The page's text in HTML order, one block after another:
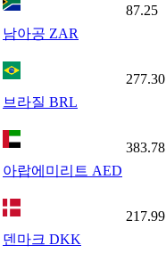
남아공 ZAR
87.25
브라질 BRL
277.30
아랍에미리트 AED
383.78
덴마크 DKK
217.99